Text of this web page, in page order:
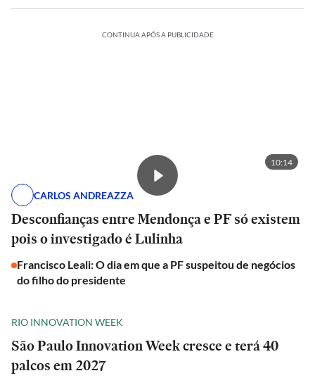
CONTINUA APÓS A PUBLICIDADE
10:14
CARLOS ANDREAZZA
Desconfianças entre Mendonça e PF só existem
pois o investigado é Lulinha
Francisco Leali: O dia em que a PF suspeitou de negócios
do filho do presidente
RIO INNOVATION WEEK
São Paulo Innovation Week cresce e terá 40
palcos em 2027